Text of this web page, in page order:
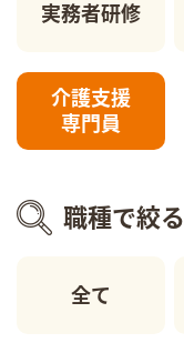
実務者研修
介護支援
専門員
職種で絞る
全て